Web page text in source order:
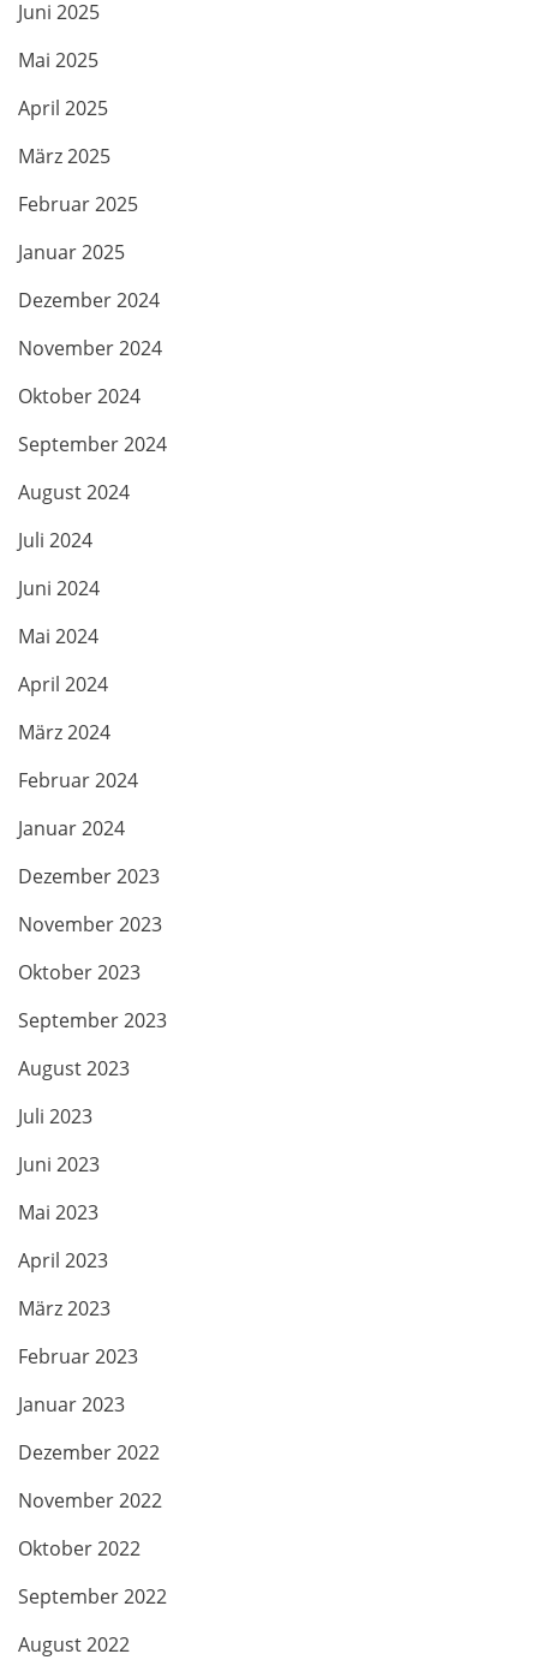
Juni 2025
Mai 2025
April 2025
März 2025
Februar 2025
Januar 2025
Dezember 2024
November 2024
Oktober 2024
September 2024
August 2024
Juli 2024
Juni 2024
Mai 2024
April 2024
März 2024
Februar 2024
Januar 2024
Dezember 2023
November 2023
Oktober 2023
September 2023
August 2023
Juli 2023
Juni 2023
Mai 2023
April 2023
März 2023
Februar 2023
Januar 2023
Dezember 2022
November 2022
Oktober 2022
September 2022
August 2022